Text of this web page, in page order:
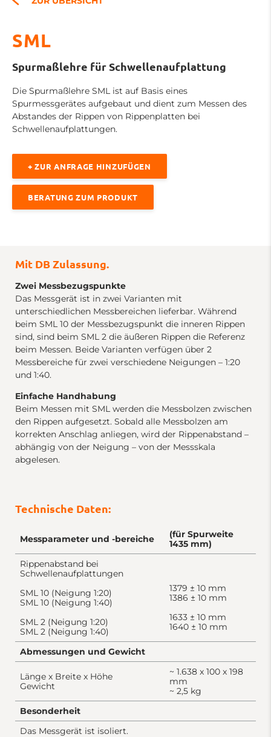
SML
Spurmaßlehre für Schwellenaufplattung
Die Spurmaßlehre SML ist auf Basis eines
Spurmessgerätes aufgebaut und dient zum Messen des
Abstandes der Rippen von Rippenplatten bei
Schwellenaufplattungen.
+ ZUR ANFRAGE HINZUFÜGEN
BERATUNG ZUM PRODUKT
Mit DB Zulassung.
Zwei Messbezugspunkte
Das Messgerät ist in zwei Varianten mit
unterschiedlichen Messbereichen lieferbar. Während
beim SML 10 der Messbezugspunkt die inneren Rippen
sind, sind beim SML 2 die äußeren Rippen die Referenz
beim Messen. Beide Varianten verfügen über 2
Messbereiche für zwei verschiedene Neigungen – 1:20
und 1:40.
Einfache Handhabung
Beim Messen mit SML werden die Messbolzen zwischen
den Rippen aufgesetzt. Sobald alle Messbolzen am
korrekten Anschlag anliegen, wird der Rippenabstand –
abhängig von der Neigung – von der Messskala
abgelesen.
Technische Daten:
Messparameter und -bereiche
(für Spurweite
1435 mm)
Rippenabstand bei
Schwellenaufplattungen
SML 10 (Neigung 1:20)
SML 10 (Neigung 1:40)
SML 2 (Neigung 1:20)
SML 2 (Neigung 1:40)
1379 ± 10 mm
1386 ± 10 mm
1633 ± 10 mm
1640 ± 10 mm
Abmessungen und Gewicht
Länge x Breite x Höhe
Gewicht
~ 1.638 x 100 x 198
mm
~ 2,5 kg
Besonderheit
Das Messgerät ist isoliert.